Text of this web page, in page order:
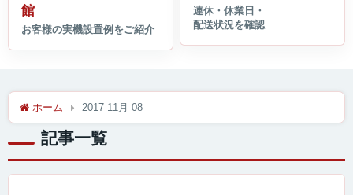
館
ホーム 2017 11月 08
記事一覧